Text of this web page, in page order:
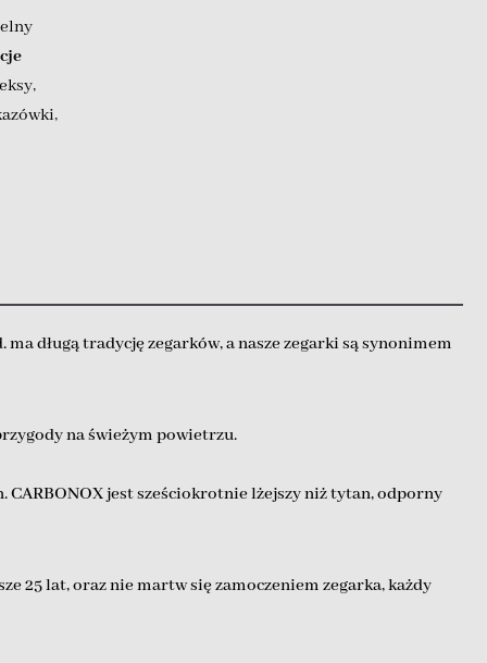
,
,
długą tradycję zegarków, a nasze zegarki są synonimem
na świeżym powietrzu.
jest sześciokrotnie lżejszy niż tytan, odporny
25 lat, oraz nie martw się zamoczeniem zegarka, każdy